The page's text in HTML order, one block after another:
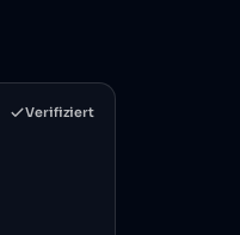
Verifiziert